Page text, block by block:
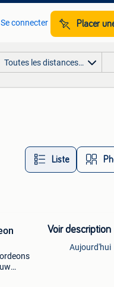
Se connecter Placer
Toutes les distances…
Liste
Voir description
Aujourd'hui